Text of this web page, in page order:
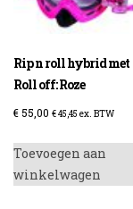
Rip n roll hybrid met
Roll off: Roze
€ 55,00 €45,45 ex. BTW
Toevoegen aan
winkelwagen